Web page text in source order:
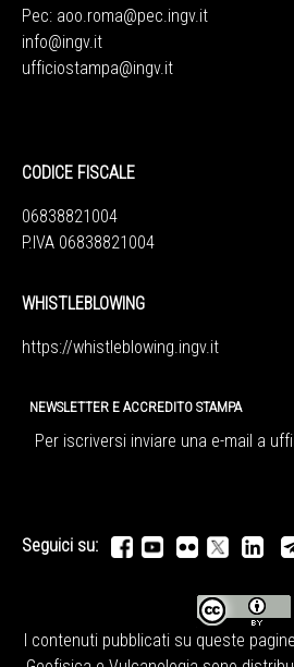
Pec: aoo.roma@pec.ingv.it
info@ingv.it
ufficiostampa@ingv.it
CODICE FISCALE
06838821004
P.IVA 06838821004
WHISTLEBLOWING
https://whistleblowing.ingv. it
NEWSLETTER E ACCREDITO STAMPA
Per iscriversi inviare una e-mail a
Seguici su:
I contenuti pubblicati su queste